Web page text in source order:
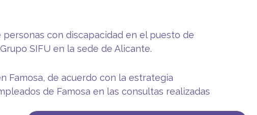
con discapacidad en el puesto de
SIFU en la sede de Alicante.
Famosa, de acuerdo con la estrategia
de Famosa en las consultas realizadas